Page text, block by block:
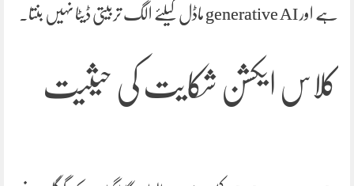
ہے اور generative AI ماڈل کیلئے الگ تربیتی ڈیٹا نہیں بنتا۔
کلاس ایکشن شکایت کی حیثیت